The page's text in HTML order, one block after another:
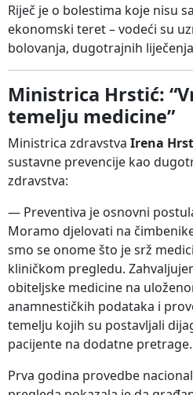
Riječ je o bolestima koje nisu
ekonomski teret – vodeći su
bolovanja, dugotrajnih
Ministrica Hrstić:
temelju medicine”
Ministrica zdravstva Irena
sustavne prevencije kao
zdravstva:
— Preventiva je osnovni
Moramo djelovati na
smo se onome što je srž
kliničkom pregledu.
obiteljske medicine na
anamnestičkih podataka i
temelju kojih su postavljali
pacijente na dodatne pretrage.
Prva godina provedbe